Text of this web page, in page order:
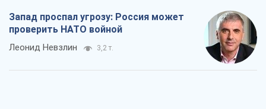
Запад проспал угрозу: Россия может
проверить НАТО войной
Леонид Невзлин 3,2 т.